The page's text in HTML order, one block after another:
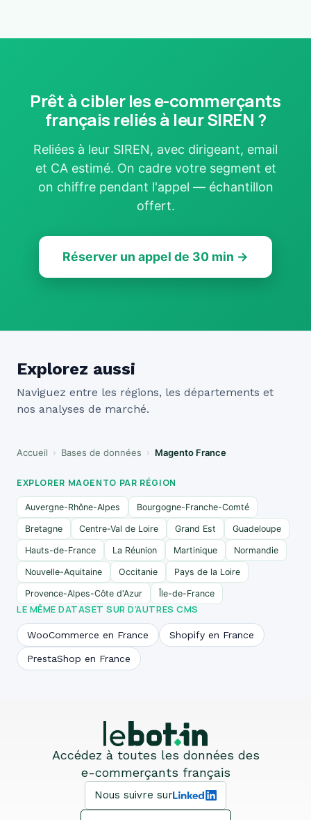
Prêt à cibler les e-commerçants
français reliés à leur SIREN ?
Reliées à leur SIREN, avec dirigeant, email
et CA estimé. On cadre votre segment et
on chiffre pendant l'appel — échantillon
offert.
Réserver un appel de 30 min →
Explorez aussi
Naviguez entre les régions, les départements et
nos analyses de marché.
Accueil › Bases de données › Magento France
EXPLORER MAGENTO PAR RÉGION
Auvergne-Rhône-Alpes Bourgogne-Franche-Comté
Bretagne Centre-Val de Loire Grand Est Guadeloupe
Hauts-de-France La Réunion Martinique Normandie
Nouvelle-Aquitaine Occitanie Pays de la Loire
Provence-Alpes-Côte d'Azur Île-de-France
LE MÊME DATASET SUR D’AUTRES CMS
WooCommerce en France Shopify en France
PrestaShop en France
Accédez à toutes les données des
e-commerçants français
Nous suivre sur